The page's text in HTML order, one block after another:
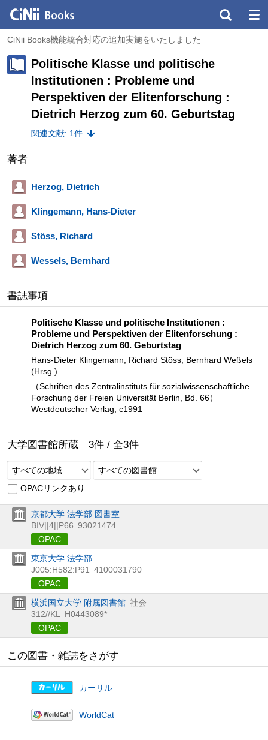
CiNii Books機能統合対応の追加実施をいたしました
Politische Klasse und politische
Institutionen : Probleme und
Perspektiven der Elitenforschung :
Dietrich Herzog zum 60. Geburtstag
関連文献: 1件
著者
Herzog, Dietrich
Klingemann, Hans-Dieter
Stöss, Richard
Wessels, Bernhard
書誌事項
Politische Klasse und politische Institutionen :
Probleme und Perspektiven der Elitenforschung :
Dietrich Herzog zum 60. Geburtstag
Hans-Dieter Klingemann, Richard Stöss, Bernhard Weßels
(Hrsg.)
（Schriften des Zentralinstituts für sozialwissenschaftliche
Forschung der Freien Universität Berlin, Bd. 66）
Westdeutscher Verlag, c1991
大学図書館所蔵 3件 / 全3件
すべての地域
すべての図書館
OPACリンクあり
京都大学 法学部 図書室
BIV||4||P66 93021474
OPAC
東京大学 法学部
J005:H582:P91
4100031790
OPAC
横浜国立大学 附属図書館 社会
312//KL
H0443089*
OPAC
この図書・雑誌をさがす
カーリル
WorldCat